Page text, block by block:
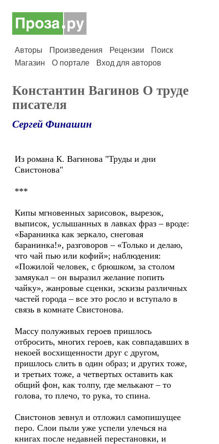
Авторы Произведения Рецензии
Поиск
Магазин
О портале Вход для авторов
Константин Вагинов О труде
писателя
Сергей Финашин
Из романа К. Вагинова "Труды и дни
Свистонова"
***
Кипы мгновенных зарисовок, вырезок,
выписок, услышанных в лавках фраз – вроде:
«Баранинка как зеркало, снеговая
баранинка!», разговоров – «Только и делаю,
что чай пью или кофий»; наблюдения:
«Пожилой человек, с брюшком, за столом
замяукал – он выразил желание попить
чайку», жанровые сценки, эскизы различных
частей города – все это росло и вступало в
связь в комнате Свистонова.
Массу полуживых героев пришлось
отбросить, многих героев, как совпадавших в
некоей восхищенности друг с другом,
пришлось слить в один образ; и других тоже,
и третьих тоже, а четвертых оставить как
общий фон, как толпу, где мелькают – то
голова, то плечо, то рука, то спина.
Свистонов зевнул и отложил самопишущее
перо. Слои пыли уже успели улечься на
книгах после недавней перестановки, и